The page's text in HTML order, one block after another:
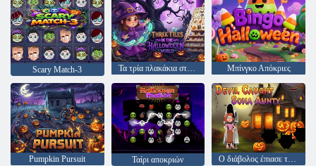
Scary Match-3 Τα τρία πλακάκια στον κόσμο του Halloween Μπίνγκο Απόκριες
Pumpkin Pursuit Ταίρι αποκριών Ο διάβολος έπιασε τη Σόνα Άντι